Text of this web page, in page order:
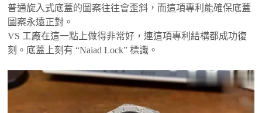
普通旋入式底蓋的圖案往往會歪斜，而這項專利能確保底蓋
圖案永遠正對。
VS 工廠在這一點上做得非常好，連這項專利結構都成功復
刻。底蓋上刻有 “Naiad Lock” 標識。